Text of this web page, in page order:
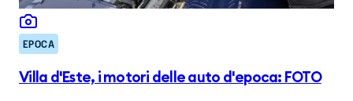
EPOCA
Villa d'Este, i motori delle auto d'epoca: FOTO